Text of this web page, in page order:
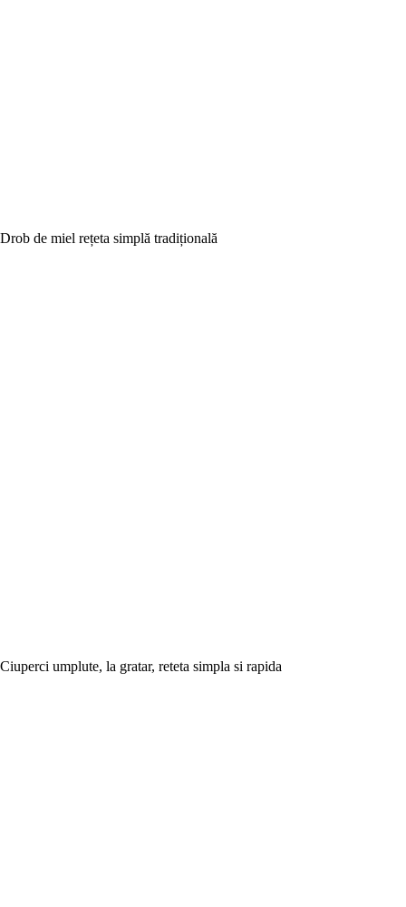
Drob de miel rețeta simplă tradițională
Ciuperci umplute, la gratar, reteta simpla si rapida